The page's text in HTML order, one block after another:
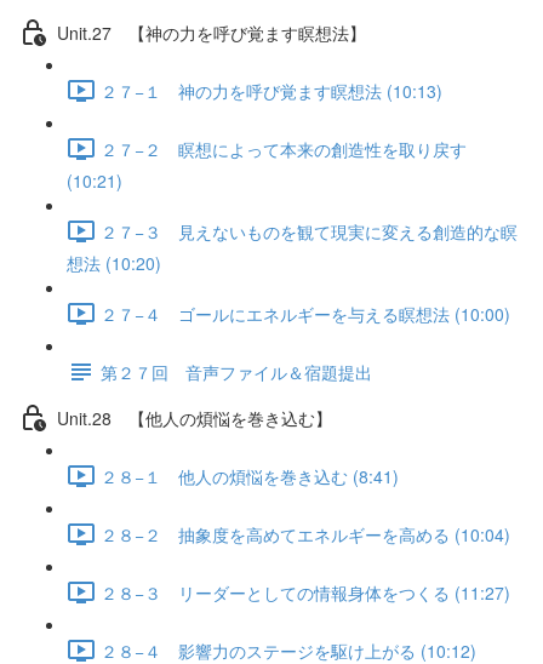
Unit.27 【神の力を呼び覚ます瞑想法】
２７−１ 神の力を呼び覚ます瞑想法 (10:13)
２７−２ 瞑想によって本来の創造性を取り戻す
(10:21)
２７−３ 見えないものを観て現実に変える創造的な瞑
想法 (10:20)
２７−４ ゴールにエネルギーを与える瞑想法 (10:00)
第２７回 音声ファイル＆宿題提出
Unit.28 【他人の煩悩を巻き込む】
２８−１ 他人の煩悩を巻き込む (8:41)
２８−２ 抽象度を高めてエネルギーを高める (10:04)
２８−３ リーダーとしての情報身体をつくる (11:27)
２８−４ 影響力のステージを駆け上がる (10:12)